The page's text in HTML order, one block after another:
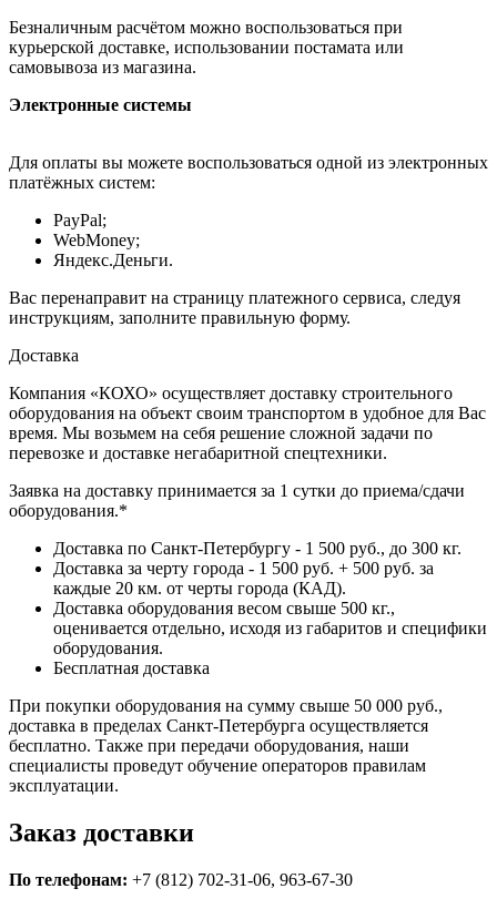
Безналичным расчётом можно воспользоваться при
курьерской доставке, использовании постамата или
самовывоза из магазина.
Электронные системы
Для оплаты вы можете воспользоваться одной из электронных
платёжных систем:
PayPal;
WebMoney;
Яндекс.Деньги.
Вас перенаправит на страницу платежного сервиса, следуя
инструкциям, заполните правильную форму.
Доставка
Компания «КОХО» осуществляет доставку строительного
оборудования на объект своим транспортом в удобное для Вас
время. Мы возьмем на себя решение сложной задачи по
перевозке и доставке негабаритной спецтехники.
Заявка на доставку принимается за 1 сутки до приема/сдачи
оборудования.*
Доставка по Санкт-Петербургу - 1 500 руб., до 300 кг.
Доставка за черту города - 1 500 руб. + 500 руб. за
каждые 20 км. от черты города (КАД).
Доставка оборудования весом свыше 500 кг.,
оценивается отдельно, исходя из габаритов и специфики
оборудования.
Бесплатная доставка
При покупки оборудования на сумму свыше 50 000 руб.,
доставка в пределах Санкт-Петербурга осуществляется
бесплатно. Также при передачи оборудования, наши
специалисты проведут обучение операторов правилам
эксплуатации.
Заказ доставки
По телефонам: +7 (812) 702-31-06, 963-67-30